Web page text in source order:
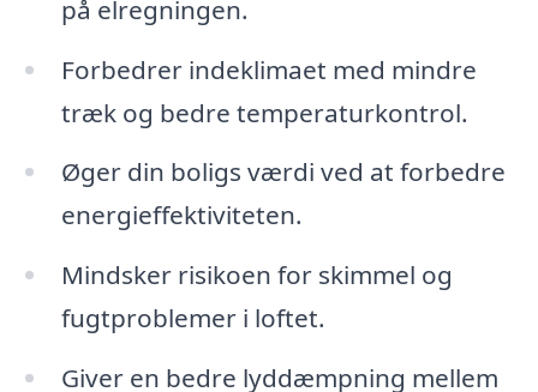
på elregningen.
Forbedrer indeklimaet med mindre
træk og bedre temperaturkontrol.
Øger din boligs værdi ved at forbedre
energieffektiviteten.
Mindsker risikoen for skimmel og
fugtproblemer i loftet.
Giver en bedre lyddæmpning mellem